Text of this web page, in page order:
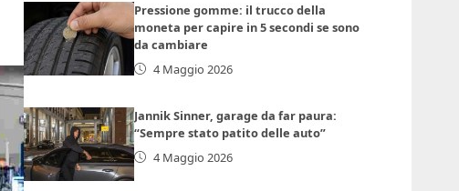
Pressione gomme: il trucco della
moneta per capire in 5 secondi se sono
da cambiare
4 Maggio 2026
Jannik Sinner, garage da far paura:
“Sempre stato patito delle auto”
4 Maggio 2026